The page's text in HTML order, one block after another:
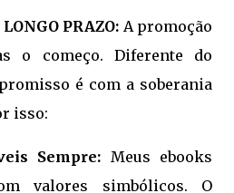
PRAZO: A promoção
o começo. Diferente do
é com a soberania
isso:
Sempre: Meus ebooks
valores simbólicos. O